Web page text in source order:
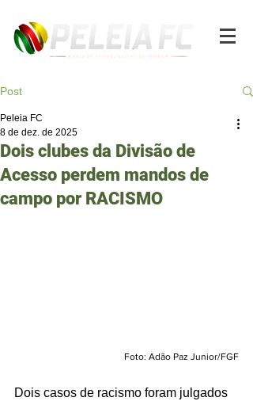
Post
Dois clubes da Divisão de
Acesso perdem mandos de
campo por RACISMO
Peleia FC
8 de dez. de 2025
Foto: Adão Paz Junior/FGF
Dois casos de racismo foram julgados